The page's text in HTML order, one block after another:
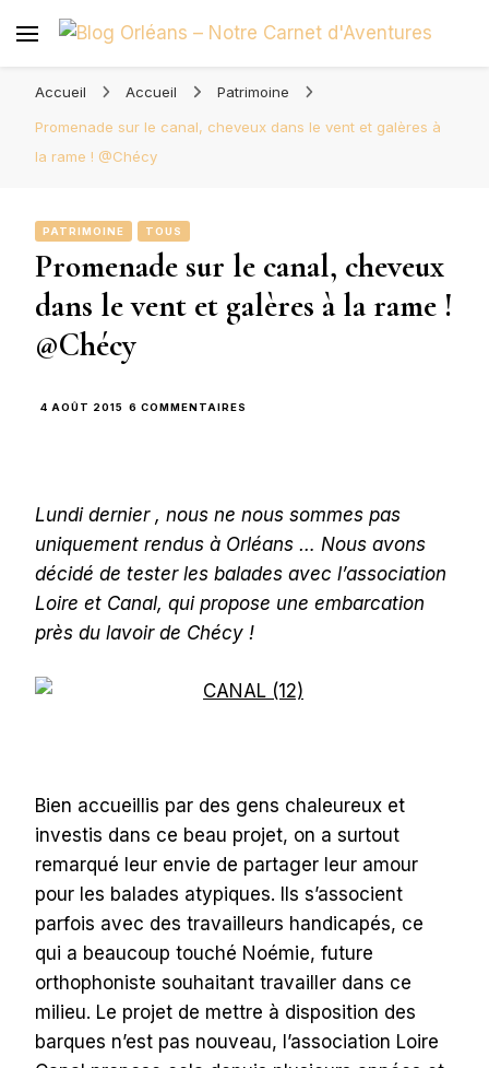
d'Aventures
Accueil Accueil
Patrimoine
Promenade sur le canal, cheveux dans le vent et galères à
la rame ! @Chécy
PATRIMOINE TOUS
Promenade sur le canal, cheveux
dans le vent et galères à la rame !
@Chécy
4 AOÛT 2015 6 COMMENTAIRES
DANS
LE
VENT
ET
À
LA
@CHÉCY
Lundi dernier , nous ne nous sommes pas
uniquement rendus à Orléans … Nous avons
décidé de tester les balades avec l’association
Loire et Canal, qui propose une embarcation
près du lavoir de Chécy !
Bien accueillis par des gens chaleureux et
investis dans ce beau projet, on a surtout
remarqué leur envie de partager leur amour
pour les balades atypiques. Ils s’associent
parfois avec des travailleurs handicapés, ce
qui a beaucoup touché Noémie, future
orthophoniste souhaitant travailler dans ce
milieu. Le projet de mettre à disposition des
barques n’est pas nouveau, l’association Loire